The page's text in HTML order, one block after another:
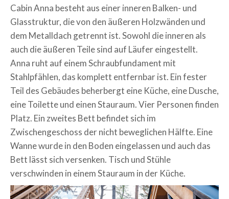
Cabin Anna besteht aus einer inneren Balken- und
Glasstruktur, die von den äußeren Holzwänden und
dem Metalldach getrennt ist. Sowohl die inneren als
auch die äußeren Teile sind auf Läufer eingestellt.
Anna ruht auf einem Schraubfundament mit
Stahlpfählen, das komplett entfernbar ist. Ein fester
Teil des Gebäudes beherbergt eine Küche, eine Dusche,
eine Toilette und einen Stauraum. Vier Personen finden
Platz. Ein zweites Bett befindet sich im
Zwischengeschoss der nicht beweglichen Hälfte. Eine
Wanne wurde in den Boden eingelassen und auch das
Bett lässt sich versenken. Tisch und Stühle
verschwinden in einem Stauraum in der Küche.